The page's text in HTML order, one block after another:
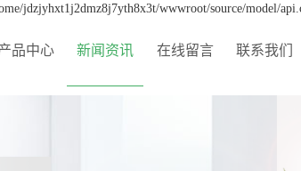
jdzjyhxt1j2dmz8j7yth8x3t/wwwroot/source/model/
品中心 新闻资讯 在线留言 联系我们